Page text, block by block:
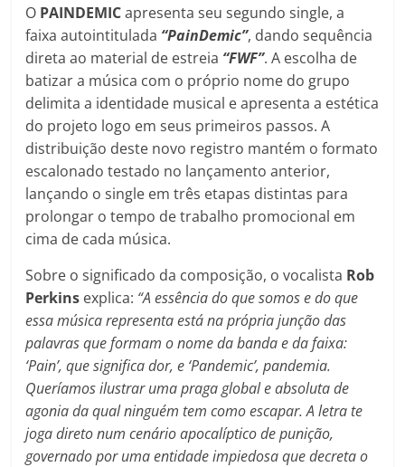
O PAINDEMICapresenta seu segundo single, a
faixa autointitulada “PainDemic”, dando sequência
direta ao material de estreia “FWF”. A escolha de
batizar a música com o próprio nome do grupo
delimita a identidade musical e apresenta a estética
do projeto logo em seus primeiros passos. A
distribuição deste novo registro mantém o formato
escalonado testado no lançamento anterior,
lançando o single em três etapas distintas para
prolongar o tempo de trabalho promocional em
cima de cada música.
Sobre o significado da composição, o vocalista Rob
Perkins explica: “A essência do que somos e do que
essa música representa está na própria junção das
palavras que formam o nome da banda e da faixa:
‘Pain’, que significa dor, e ‘Pandemic’, pandemia.
Queríamos ilustrar uma praga global e absoluta de
agonia da qual ninguém tem como escapar. A letra te
joga direto num cenário apocalíptico de punição,
governado por uma entidade impiedosa que decreta o